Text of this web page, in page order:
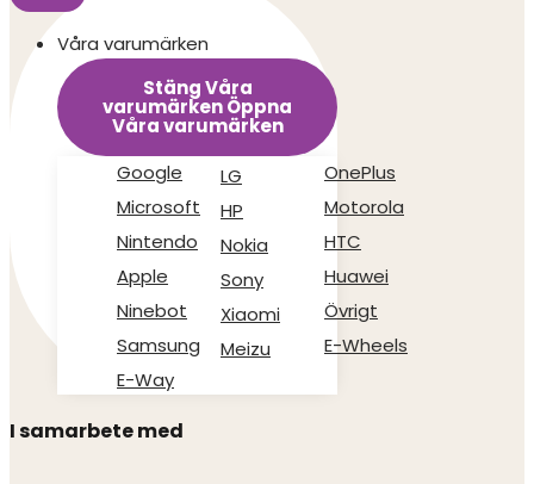
Våra varumärken
Stäng Våra
varumärkenÖppna
Våra varumärken
Google
Microsoft
Nintendo
Apple
Ninebot
Samsung
E-Way
LG
HP
Nokia
Sony
Xiaomi
Meizu
OnePlus
Motorola
HTC
Huawei
Övrigt
E-Wheels
I samarbete med